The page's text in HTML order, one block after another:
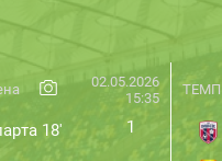
02.05.2026
15:35
18' 1
ТЕМП